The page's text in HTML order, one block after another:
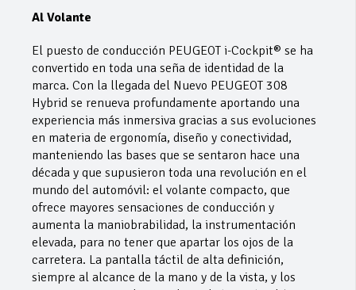
Al Volante
El puesto de conducción PEUGEOT i-Cockpit® se ha
convertido en toda una seña de identidad de la
marca. Con la llegada del Nuevo PEUGEOT 308
Hybrid se renueva profundamente aportando una
experiencia más inmersiva gracias a sus evoluciones
en materia de ergonomía, diseño y conectividad,
manteniendo las bases que se sentaron hace una
década y que supusieron toda una revolución en el
mundo del automóvil: el volante compacto, que
ofrece mayores sensaciones de conducción y
aumenta la maniobrabilidad, la instrumentación
elevada, para no tener que apartar los ojos de la
carretera. La pantalla táctil de alta definición,
siempre al alcance de la mano y de la vista, y los